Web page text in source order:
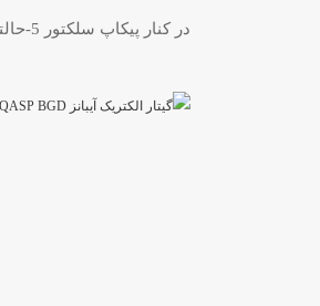
در کنار پیکاپ سلکتور 5-حالته، بیشتر مناسب سبک‌های راک و متال هستند.